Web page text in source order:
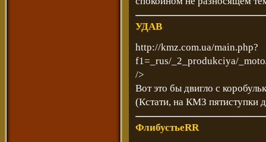
УДАВ
http://kmz.com.ua/main.php?
f1=_rus/_2_produkciya/
/>
Вот это бы двигло с
(Кстати, на КМЗ пятиступки
ФлибустьеRR